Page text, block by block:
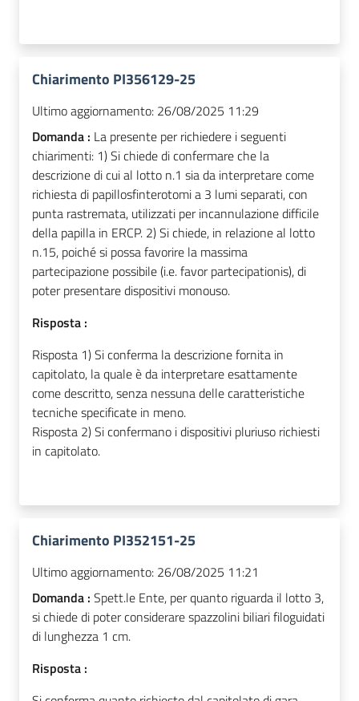
Chiarimento PI356129-25
Ultimo aggiornamento: 26/08/2025 11:29
Domanda : La presente per richiedere i seguenti
chiarimenti: 1) Si chiede di confermare che la
descrizione di cui al lotto n.1 sia da interpretare come
richiesta di papillosfinterotomi a 3 lumi separati, con
punta rastremata, utilizzati per incannulazione difficile
della papilla in ERCP. 2) Si chiede, in relazione al lotto
n.15, poiché si possa favorire la massima
partecipazione possibile (i.e. favor partecipationis), di
poter presentare dispositivi monouso.
Risposta :
Risposta 1) Si conferma la descrizione fornita in
capitolato, la quale è da interpretare esattamente
come descritto, senza nessuna delle caratteristiche
tecniche specificate in meno.
Risposta 2) Si confermano i dispositivi pluriuso richiesti
in capitolato.
Chiarimento PI352151-25
Ultimo aggiornamento: 26/08/2025 11:21
Domanda : Spett.le Ente, per quanto riguarda il lotto 3,
si chiede di poter considerare spazzolini biliari filoguidati
di lunghezza 1 cm.
Risposta :